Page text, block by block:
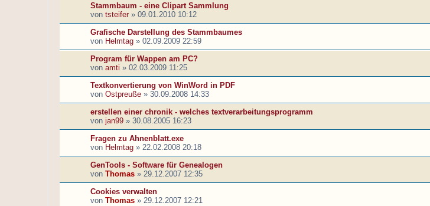
Stammbaum - eine Clipart Sammlung
von tsteifer » 09.01.2010 10:12
Grafische Darstellung des Stammbaumes
von Helmtag » 02.09.2009 22:59
Program für Wappen am PC?
von amti » 02.03.2009 11:25
Textkonvertierung von WinWord in PDF
von Ostpreuße » 30.09.2008 14:33
erstellen einer chronik - welches textverarbeitungsprogramm
von jan99 » 30.08.2005 16:23
Fragen zu Ahnenblatt.exe
von Helmtag » 22.02.2008 20:18
GenTools - Software für Genealogen
von Thomas » 29.12.2007 12:35
Cookies verwalten
von Thomas » 29.12.2007 12:21